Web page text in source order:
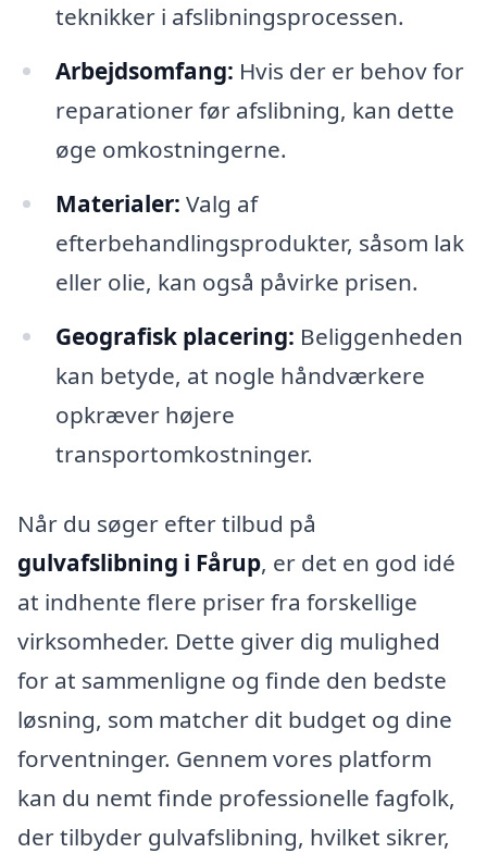
teknikker i afslibningsprocessen.
Arbejdsomfang: Hvis der er behov for
reparationer før afslibning, kan dette
øge omkostningerne.
Materialer: Valg af
efterbehandlingsprodukter, såsom lak
eller olie, kan også påvirke prisen.
Geografisk placering: Beliggenheden
kan betyde, at nogle håndværkere
opkræver højere
transportomkostninger.
Når du søger efter tilbud på
gulvafslibning i Fårup, er det en god idé
at indhente flere priser fra forskellige
virksomheder. Dette giver dig mulighed
for at sammenligne og finde den bedste
løsning, som matcher dit budget og dine
forventninger. Gennem vores platform
kan du nemt finde professionelle fagfolk,
der tilbyder gulvafslibning, hvilket sikrer,